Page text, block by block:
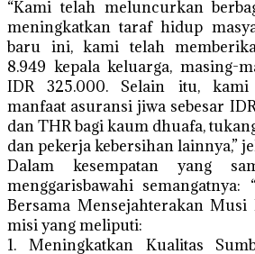
“Kami telah meluncurkan
meningkatkan taraf hidup
baru ini, kami telah
8.949 kepala keluarga, masing-
IDR 325.000. Selain itu,
manfaat asuransi jiwa sebesar
dan THR bagi kaum dhuafa,
dan pekerja kebersihan lainnya,”
Dalam kesempatan yang
menggarisbawahi semangatnya:
Bersama Mensejahterakan Musi
misi yang meliputi:
1. Meningkatkan Kualitas